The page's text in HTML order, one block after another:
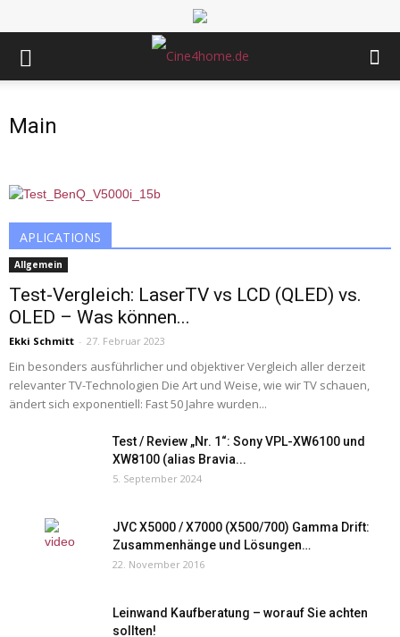
Main
APLICATIONS
Allgemein
Test-Vergleich: LaserTV vs LCD (QLED) vs.
OLED – Was können...
Ekki Schmitt - 27. Februar 2023
Ein besonders ausführlicher und objektiver Vergleich aller derzeit
relevanter TV-Technologien Die Art und Weise, wie wir TV schauen,
ändert sich exponentiell: Fast 50 Jahre wurden...
Test / Review „Nr. 1“: Sony VPL-XW6100 und
XW8100 (alias Bravia...
5. September 2024
JVC X5000 / X7000 (X500/700) Gamma Drift:
Zusammenhänge und Lösungen…
22. November 2016
Leinwand Kaufberatung – worauf Sie achten
sollten!